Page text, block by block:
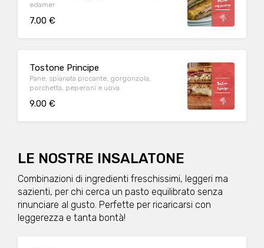
edamer
7.00 €
Tostone Principe
Pane, spianata piccante, gorgonzola,
porchetta, peperoni e uova
9.00 €
LE NOSTRE INSALATONE
Combinazioni di ingredienti freschissimi, leggeri ma
sazienti, per chi cerca un pasto equilibrato senza
rinunciare al gusto. Perfette per ricaricarsi con
leggerezza e tanta bontà!